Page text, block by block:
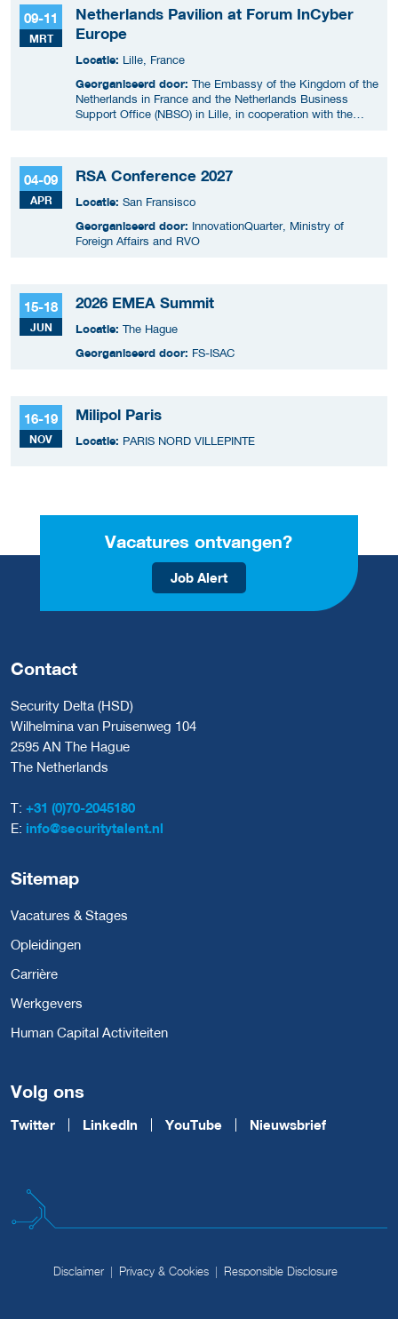
09-11
MRT
Netherlands Pavilion at Forum InCyber
Europe
Locatie: Lille, France
Georganiseerd door: The Embassy of the Kingdom of the
Netherlands in France and the Netherlands Business
Support Office (NBSO) in Lille, in cooperation with the
04-09
APR
RSA Conference 2027
Locatie: San Fransisco
Georganiseerd door: InnovationQuarter, Ministry of
Foreign Affairs and RVO
15-18
JUN
2026 EMEA Summit
Locatie: The Hague
Georganiseerd door: FS-ISAC
16-19
NOV
Milipol Paris
Locatie: PARIS NORD VILLEPINTE
Vacatures ontvangen?
Job Alert
Contact
Security Delta (HSD)
Wilhelmina van Pruisenweg 104
2595 AN The Hague
The Netherlands
T: +31 (0)70-2045180
E: info@securitytalent.nl
Sitemap
Vacatures & Stages
Opleidingen
Carrière
Werkgevers
Human Capital Activiteiten
Volg ons
Twitter LinkedIn YouTube Nieuwsbrief
Disclaimer Privacy & Cookies Responsible Disclosure